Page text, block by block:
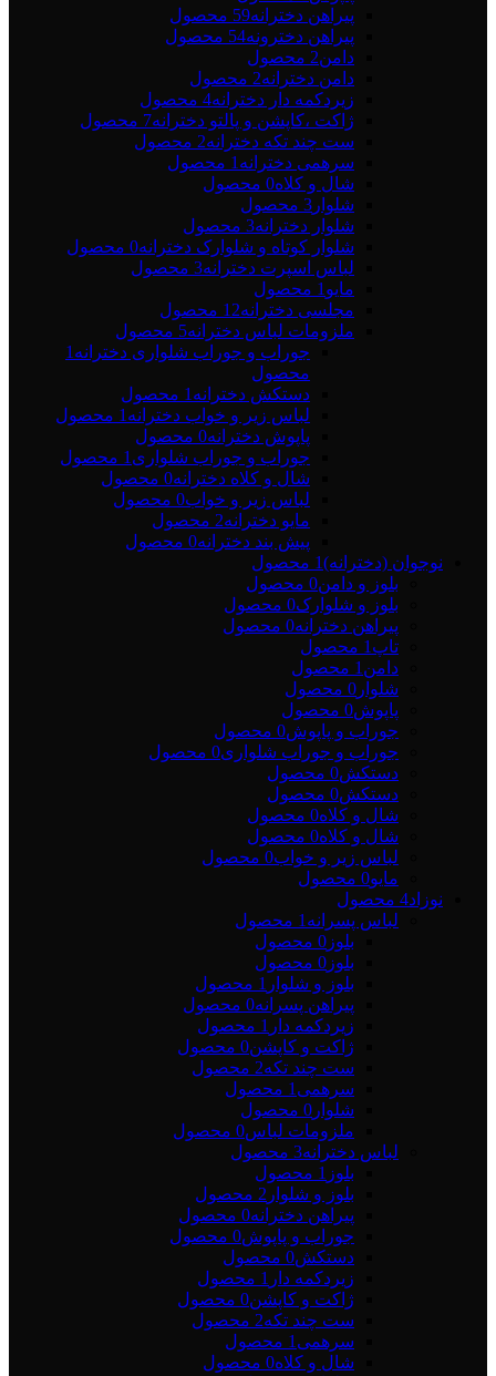
پیراهن دخترانه59 محصول
پیراهن دخترونه54 محصول
دامن2 محصول
دامن دخترانه2 محصول
زیردکمه دار دخترانه4 محصول
ژاکت ،کاپشن و پالتو دخترانه7 محصول
ست چند تکه دخترانه2 محصول
سرهمی دخترانه 1 محصول
شال و کلاه0 محصول
شلوار 3 محصول
شلوار دخترانه3 محصول
شلوار کوتاه و شلوارک دخترانه0 محصول
لباس اسپرت دخترانه3 محصول
مایو 1 محصول
مجلسی دخترانه12 محصول
ملزومات لباس دخترانه5 محصول
جوراب و جوراب شلواری دخترانه 1
محصول
دستکش دخترانه 1 محصول
لباس زیر و خواب دخترانه 1 محصول
پاپوش دخترانه0 محصول
جوراب و جوراب شلواری 1 محصول
شال و کلاه دخترانه0 محصول
لباس زیر و خواب0 محصول
مایو دخترانه2 محصول
پیش بند دخترانه0 محصول
نوجوان (دخترانه)1 محصول
بلوز و دامن0 محصول
بلوز و شلوارک0 محصول
پیراهن دخترانه0 محصول
تاپ 1 محصول
دامن 1 محصول
شلوار 0 محصول
پاپوش0 محصول
جوراب و پاپوش0 محصول
جوراب و جوراب شلواری0 محصول
دستکش0 محصول
دستکش0 محصول
شال و کلاه0 محصول
شال و کلاه0 محصول
لباس زیر و خواب0 محصول
مایو0 محصول
نوزاد4 محصول
لباس پسرانه 1 محصول
بلوز 0 محصول
بلوز 0 محصول
بلوز و شلوار 1 محصول
پیراهن پسرانه0 محصول
زیردکمه دار 1 محصول
ژاکت و کاپشن0 محصول
ست چند تکه2 محصول
سرهمی 1 محصول
شلوار 0 محصول
ملزومات لباس0 محصول
لباس دخترانه3 محصول
بلوز 1 محصول
بلوز و شلوار 2 محصول
پیراهن دخترانه0 محصول
جوراب و پاپوش0 محصول
دستکش0 محصول
زیردکمه دار 1 محصول
ژاکت و کاپشن0 محصول
ست چند تکه2 محصول
سرهمی 1 محصول
شال و کلاه0 محصول